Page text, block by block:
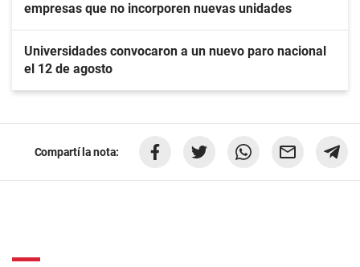
empresas que no incorporen nuevas unidades
Universidades convocaron a un nuevo paro nacional
el 12 de agosto
Compartí la nota: